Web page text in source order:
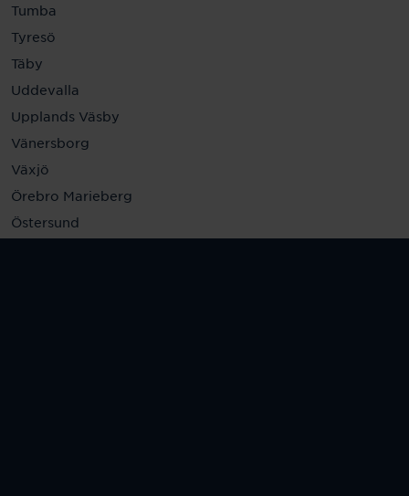
Tumba
Tyresö
Täby
Uddevalla
Upplands Väsby
Vänersborg
Växjö
Örebro Marieberg
Östersund